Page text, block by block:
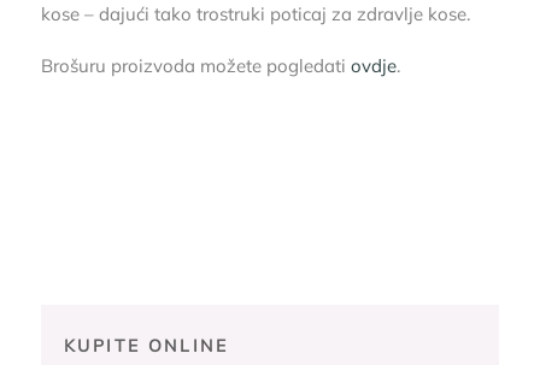
kose – dajući tako trostruki poticaj za zdravlje kose.
Brošuru proizvoda možete pogledati ovdje.
KUPITE ONLINE